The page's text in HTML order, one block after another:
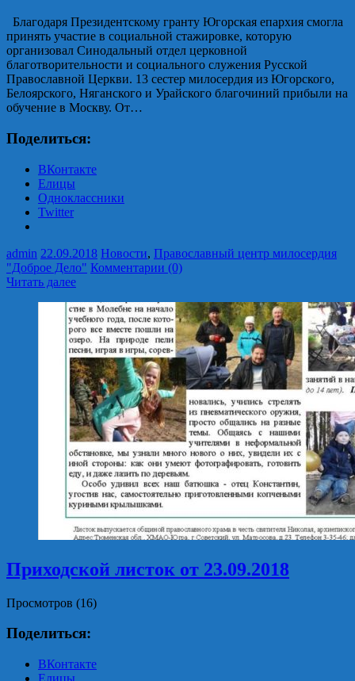
Благодаря Президентскому гранту Югорская епархия смогла
принять участие в социальной стажировке, которую
организовал Синодальный отдел церковной
благотворительности и социального служения Русской
Православной Церкви. 13 сестер милосердия из Югорского,
Белоярского, Няганского и Урайского благочиний прибыли на
обучение в Москву. От…
Поделиться:
ВКонтакте
Елицы
Одноклассники
Twitter
admin 22.09.2018 Новости, Православный центр милосердия
"Доброе Дело" Комментарии (0)
Читать далее
Приходской листок от 23.09.2018
Просмотров (16)
Поделиться:
ВКонтакте
Елицы